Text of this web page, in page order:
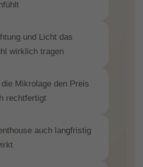
und Licht das
wirklich tragen
Mikrolage den Preis
rechtfertigt
auch langfristig